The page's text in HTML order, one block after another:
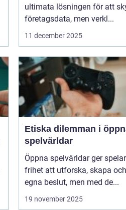
ultimata lösningen för att
företagsdata, men verkl...
11 december 2025
Etiska dilemman i
spelvärldar
Öppna spelvärldar ger
frihet att utforska, skapa
egna beslut, men med de...
19 november 2025